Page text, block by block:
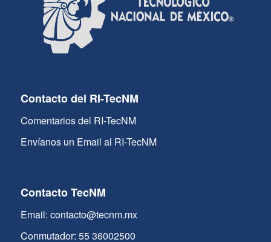
Contacto del RI-TecNM
Comentarios del RI-TecNM
Envíanos un Email al RI-TecNM
Contacto TecNM
Email: contacto@tecnm.mx
Conmutador: 55 36002500